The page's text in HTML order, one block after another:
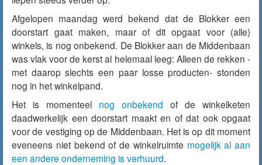
Afgelopen maandag werd bekend dat de Blokker een
doorstart gaat maken, maar of dit opgaat voor (alle)
winkels, is nog onbekend. De Blokker aan de Middenbaan
was vlak voor de kerst al helemaal leeg: Alleen de rekken -
met daarop slechts een paar losse producten- stonden
nog in het winkelpand.
Het is momenteel nog onbekend of de winkelketen
daadwerkelijk een doorstart maakt en of dat ook opgaat
voor de vestiging op de Middenbaan. Het is op dit moment
eveneens niet bekend of de winkelruimte mogelijk al aan
een andere onderneming is verhuurd.